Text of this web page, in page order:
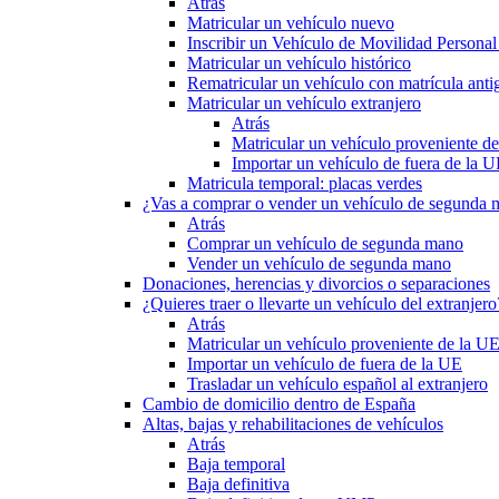
Matricular un vehículo nuevo
Inscribir un Vehículo de Movilidad
Matricular un vehículo histórico
Rematricular un vehículo con matrícula
Matricular un vehículo extranjero
Atrás
Matricular un vehículo proveniente
Importar un vehículo de fuera de la
Matricula temporal: placas verdes
¿Vas a comprar o vender un vehículo de segunda
Atrás
Comprar un vehículo de segunda mano
Vender un vehículo de segunda mano
Donaciones, herencias y divorcios o separaciones
¿Quieres traer o llevarte un vehículo del
Atrás
Matricular un vehículo proveniente de la UE
Importar un vehículo de fuera de la UE
Trasladar un vehículo español al extranjero
Cambio de domicilio dentro de España
Altas, bajas y rehabilitaciones de vehículos
Atrás
Baja temporal
Baja definitiva